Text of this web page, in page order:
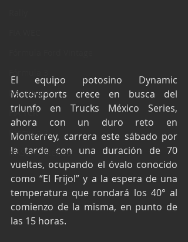
Nauticopa
FIA TCR
Fórmula 2
NASCAR México
El equipo potosino Dynamic
Motorsports crece en busca del
triunfo en Trucks México Series,
ahora con un duro reto en
Monterrey, carrera este sábado por
la tarde con una duración de 70
vueltas, ocupando el óvalo conocido
como “El Frijol” y a la espera de una
temperatura que rondará los 40° al
comienzo de la misma, en punto de
las 15 horas.